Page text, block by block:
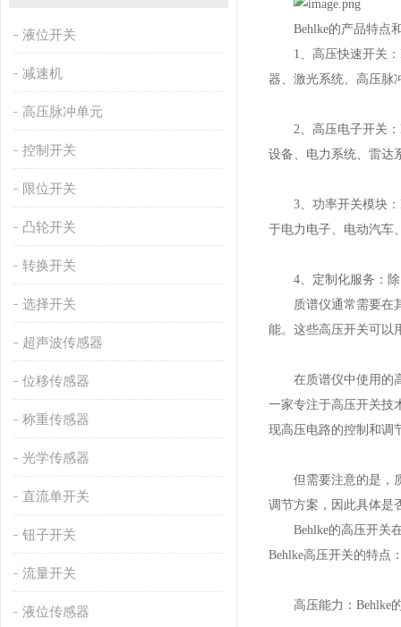
液位开关
减速机
高压脉冲单元
控制开关
限位开关
凸轮开关
转换开关
选择开关
超声波传感器
位移传感器
称重传感器
光学传感器
直流单开关
钮子开关
流量开关
液位传感器
Behlke的产品特点
1、高压快速开关：
器、激光系统、高压脉
2、高压电子开关：
设备、电力系统、雷达
3、功率开关模块：
于电力电子、电动汽车
4、定制化服务：除
质谱仪通常需要在其
能。这些高压开关可以
在质谱仪中使用的高
一家专注于高压开关技
现高压电路的控制和调
但需要注意的是，质
调节方案，因此具体是
Behlke的高压开关在
Behlke高压开关的特点
高压能力：Behlke的